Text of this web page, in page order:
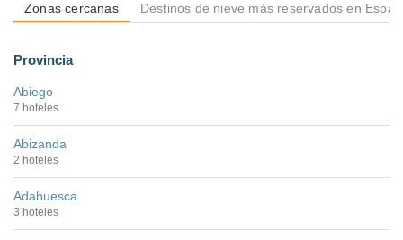
Zonas cercanas Destinos de nieve más reservados en
Provincia
Abiego
7 hoteles
Abizanda
2 hoteles
Adahuesca
3 hoteles